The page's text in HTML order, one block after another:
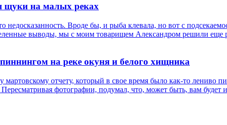
щуки на малых реках
недосказанность. Вроде бы, и рыба клевала, но вот с
выводы, мы с моим товарищем Александром решили еще
на реке окуня и белого хищника
мартовскому отчету, который в свое время было как-то лениво
фотографии, подумал, что, может быть, вам будет